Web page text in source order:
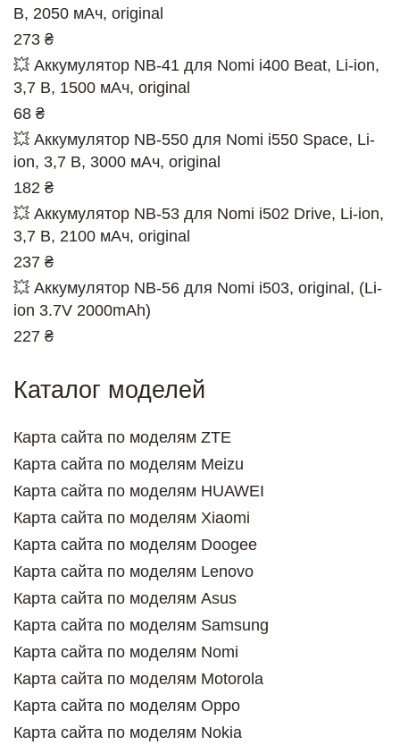
В, 2050 мАч, original
273 ₴
💥 Аккумулятор NB-41 для Nomi i400 Beat, Li-ion,
3,7 В, 1500 мАч, original
68 ₴
💥 Аккумулятор NB-550 для Nomi i550 Space, Li-
ion, 3,7 В, 3000 мАч, original
182 ₴
💥 Аккумулятор NB-53 для Nomi i502 Drive, Li-ion,
3,7 В, 2100 мАч, original
237 ₴
💥 Аккумулятор NB-56 для Nomi i503, original, (Li-
ion 3.7V 2000mAh)
227 ₴
Каталог моделей
Карта сайта по моделям ZTE
Карта сайта по моделям Meizu
Карта сайта по моделям HUAWEI
Карта сайта по моделям Xiaomi
Карта сайта по моделям Doogee
Карта сайта по моделям Lenovo
Карта сайта по моделям Asus
Карта сайта по моделям Samsung
Карта сайта по моделям Nomi
Карта сайта по моделям Motorola
Карта сайта по моделям Oppo
Карта сайта по моделям Nokia